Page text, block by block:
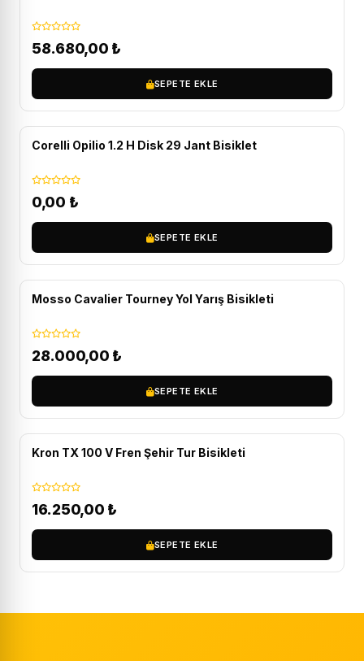
58.680,00 ₺
SEPETE EKLE
Corelli Opilio 1.2 H Disk 29 Jant Bisiklet
0,00 ₺
SEPETE EKLE
Mosso Cavalier Tourney Yol Yarış Bisikleti
28.000,00 ₺
SEPETE EKLE
Kron TX 100 V Fren Şehir Tur Bisikleti
16.250,00 ₺
SEPETE EKLE